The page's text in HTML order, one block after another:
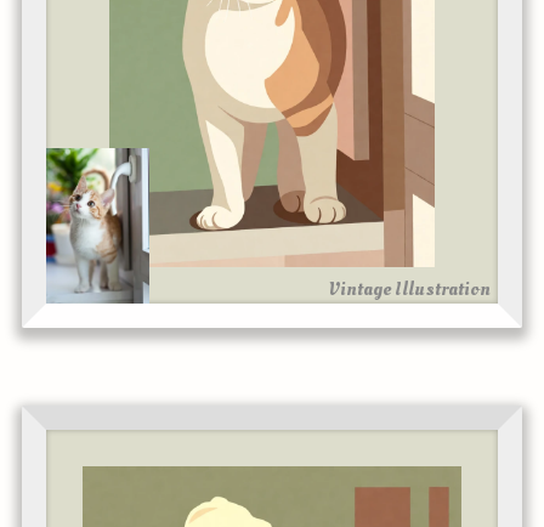
Vintage Illustration